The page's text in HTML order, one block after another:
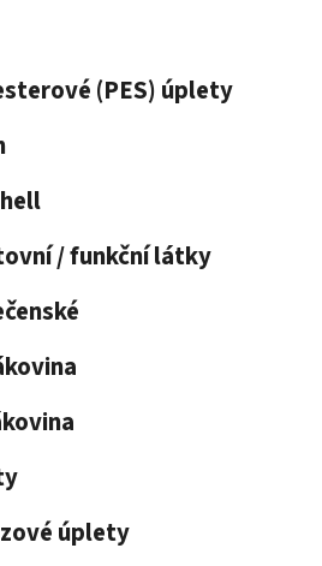
(PES) úplety
/ funkční látky
úplety